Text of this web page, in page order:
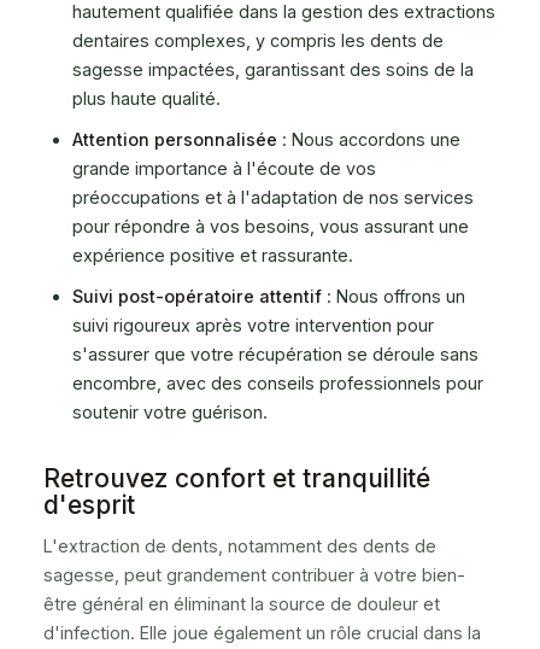
hautement qualifiée dans la gestion des extractions
dentaires complexes, y compris les dents de
sagesse impactées, garantissant des soins de la
plus haute qualité.
Attention personnalisée : Nous accordons une
grande importance à l'écoute de vos
préoccupations et à l'adaptation de nos services
pour répondre à vos besoins, vous assurant une
expérience positive et rassurante.
Suivi post-opératoire attentif : Nous offrons un
suivi rigoureux après votre intervention pour
s'assurer que votre récupération se déroule sans
encombre, avec des conseils professionnels pour
soutenir votre guérison.
Retrouvez confort et tranquillité
d'esprit
L'extraction de dents, notamment des dents de
sagesse, peut grandement contribuer à votre bien-
être général en éliminant la source de douleur et
d'infection. Elle joue également un rôle crucial dans la